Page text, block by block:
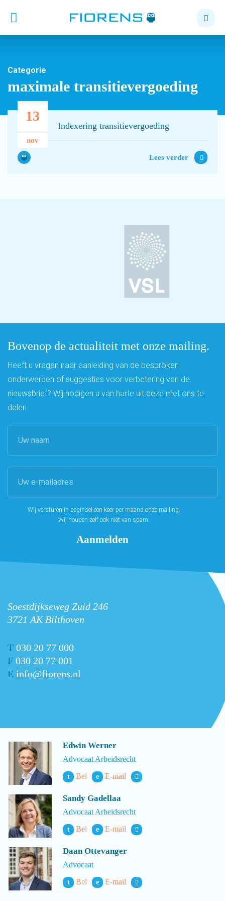
Categorie
maximale transitievergoeding
13
nov
Indexering transitievergoeding
Lees verder
Bovenop de actualiteit met onze mailing.
Heeft u vragen naar aanleiding van de besproken
onderwerpen of suggesties voor verbetering van de
nieuwsbrief? Wij nodigen u van harte uit deze met ons te
delen.
Wij versturen in beginsel een keer per maand onze mailing.
Wij houden zelf ook niet van spam.
Soestdijkseweg Zuid 246
3721 AK Bilthoven
T 030 20 77 000
F 030 20 77 001
E info@fiorens.nl
Edwin Werner
Advocaat Arbeidsrecht
t Bel e E-mail
Sandy Gadellaa
Advocaat Arbeidsrecht
t Bel e E-mail
Daan Ottevanger
Advocaat
t Bel e E-mail